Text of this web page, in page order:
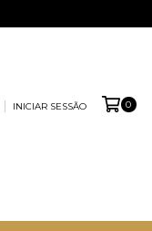
INICIAR SESSÃO 0